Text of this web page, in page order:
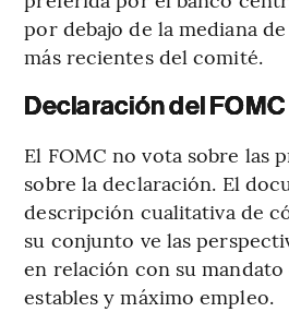
por debajo de la mediana
más recientes del comité.
Declaración del FOMC
El FOMC no vota sobre las
sobre la declaración. El
descripción cualitativa de
su conjunto ve las
en relación con su
estables y máximo empleo.